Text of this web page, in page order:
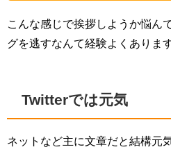
こんな感じで挨拶しようか悩ん
グを逃すなんて経験よくありま
Twitterでは元気
ネットなど主に文章だと結構元